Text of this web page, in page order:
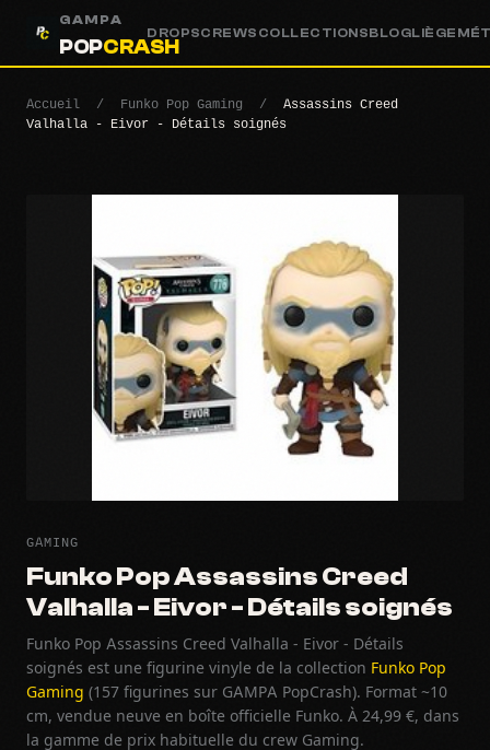
GAMPA
POPCRASH
DROPSCREWS COLLECTIONSBLOGLIÈGE
Accueil / Funko Pop Gaming /
Assassins Creed
Valhalla - Eivor - Détails soignés
GAMING
Funko Pop Assassins Creed
Valhalla - Eivor - Détails soignés
Funko Pop Assassins Creed Valhalla - Eivor - Détails
soignés est une figurine vinyle de la collection Funko Pop
Gaming (157 figurines sur GAMPA PopCrash). Format ~10
cm, vendue neuve en boîte officielle Funko. À 24,99 €, dans
la gamme de prix habituelle du crew Gaming.